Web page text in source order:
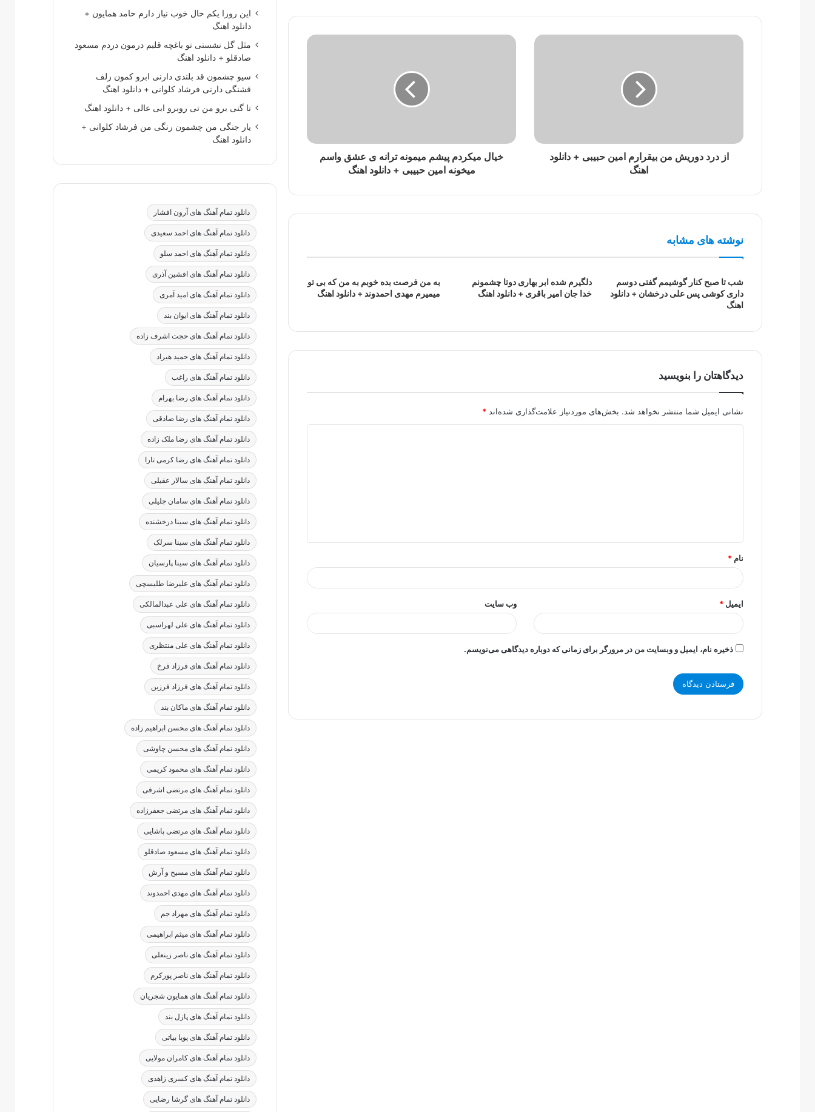
از درد دوریش من بیقرارم امین حبیبی + دانلود
اهنگ
خیال میکردم پیشم میمونه ترانه ی عشق واسم
میخونه امین حبیبی + دانلود اهنگ
نوشته های مشابه
شب تا صبح کنار گوشیمم گفتی دوسم
داری کوشی پس علی درخشان + دانلود
اهنگ
دلگیرم شده ابر بهاری دوتا چشمونم
خدا جان امیر باقری + دانلود اهنگ
به من فرصت بده خوبم به من که بی تو
میمیرم مهدی احمدوند + دانلود اهنگ
دیدگاهتان را بنویسید
نشانی ایمیل شما منتشر نخواهد شد. بخش‌های موردنیاز علامت‌گذاری شده‌اند *
*
نام *
ایمیل * وب‌ سایت
ذخیره نام، ایمیل و وبسایت من در مرورگر برای زمانی که دوباره دیدگاهی می‌نویسم.
این روزا یکم حال خوب نیاز دارم حامد همایون +
دانلود اهنگ
مثل گل نشستی تو باغچه قلبم درمون دردم مسعود
صادقلو + دانلود اهنگ
سیو چشمون قد بلندی دارنی ابرو کمون زلف
قشنگی دارنی فرشاد کلوانی + دانلود اهنگ
تا گنی برو من تی روبرو ابی عالی + دانلود اهنگ
یار جنگی من چشمون رنگی من فرشاد کلوانی +
دانلود اهنگ
دانلود تمام آهنگ های آرون افشار
دانلود تمام آهنگ های احمد سعیدی
دانلود تمام آهنگ های احمد سلو
دانلود تمام آهنگ های افشین آذری
دانلود تمام آهنگ های امید آمری
دانلود تمام آهنگ های ایوان بند
دانلود تمام آهنگ های حجت اشرف زاده
دانلود تمام آهنگ های حمید هیراد
دانلود تمام آهنگ های راغب
دانلود تمام آهنگ های رضا بهرام
دانلود تمام آهنگ های رضا صادقی
دانلود تمام آهنگ های رضا ملک زاده
دانلود تمام آهنگ های رضا کرمی تارا
دانلود تمام آهنگ های سالار عقیلی
دانلود تمام آهنگ های سامان جلیلی
دانلود تمام آهنگ های سینا درخشنده
دانلود تمام آهنگ های سینا سرلک
دانلود تمام آهنگ های سینا پارسیان
دانلود تمام آهنگ های علیرضا طلیسچی
دانلود تمام آهنگ های علی عبدالمالکی
دانلود تمام آهنگ های علی لهراسبی
دانلود تمام آهنگ های علی منتظری
دانلود تمام آهنگ های فرزاد فرخ
دانلود تمام آهنگ های فرزاد فرزین
دانلود تمام آهنگ های ماکان بند
دانلود تمام آهنگ های محسن ابراهیم زاده
دانلود تمام آهنگ های محسن چاوشی
دانلود تمام آهنگ های محمود کریمی
دانلود تمام آهنگ های مرتضی اشرفی
دانلود تمام آهنگ های مرتضی جعفرزاده
دانلود تمام آهنگ های مرتضی پاشایی
دانلود تمام آهنگ های مسعود صادقلو
دانلود تمام آهنگ های مسیح و آرش
دانلود تمام آهنگ های مهدی احمدوند
دانلود تمام آهنگ های مهراد جم
دانلود تمام آهنگ های میثم ابراهیمی
دانلود تمام آهنگ های ناصر زینعلی
دانلود تمام آهنگ های ناصر پورکرم
دانلود تمام آهنگ های همایون شجریان
دانلود تمام آهنگ های پازل بند
دانلود تمام آهنگ های پویا بیاتی
دانلود تمام آهنگ های کامران مولایی
دانلود تمام آهنگ های کسری زاهدی
دانلود تمام آهنگ های گرشا رضایی